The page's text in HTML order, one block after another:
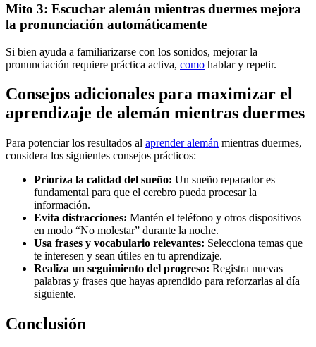
Mito 3: Escuchar alemán mientras duermes mejora
la pronunciación automáticamente
Si bien ayuda a familiarizarse con los sonidos, mejorar la
pronunciación requiere práctica activa, como hablar y repetir.
Consejos adicionales para maximizar el
aprendizaje de alemán mientras duermes
Para potenciar los resultados al aprender alemán mientras duermes,
considera los siguientes consejos prácticos:
Prioriza la calidad del sueño: Un sueño reparador es
fundamental para que el cerebro pueda procesar la
información.
Evita distracciones: Mantén el teléfono y otros dispositivos
en modo “No molestar” durante la noche.
Usa frases y vocabulario relevantes: Selecciona temas que
te interesen y sean útiles en tu aprendizaje.
Realiza un seguimiento del progreso: Registra nuevas
palabras y frases que hayas aprendido para reforzarlas al día
siguiente.
Conclusión